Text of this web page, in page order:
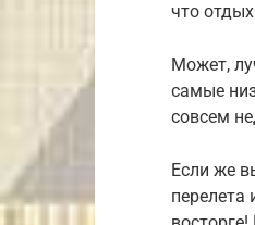
что
Может,
самые
совсем
Если же
перелета